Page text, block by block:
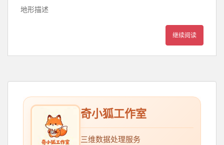
地形描述
继续阅读
奇小狐工作室
三维数据处理服务